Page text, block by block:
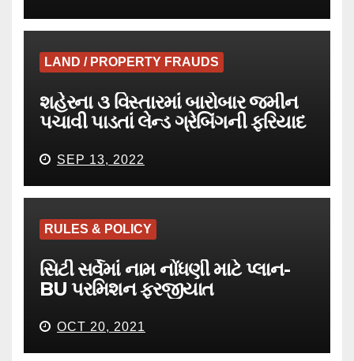
LAND / PROPERTY FRAUDS
શહેરના ૩ વિસ્તારમાં બારોબાર જમીન
પચાવી પાડતાં લેન્ડ ગ્રેબિંગની ફરિયાદ
SEP 13, 2022
RULES & POLICY
સિટી સર્વેમાં નામ નોંધણી માટે પ્લાન-
BU પરમિશન ફરજીયાત
OCT 20, 2021